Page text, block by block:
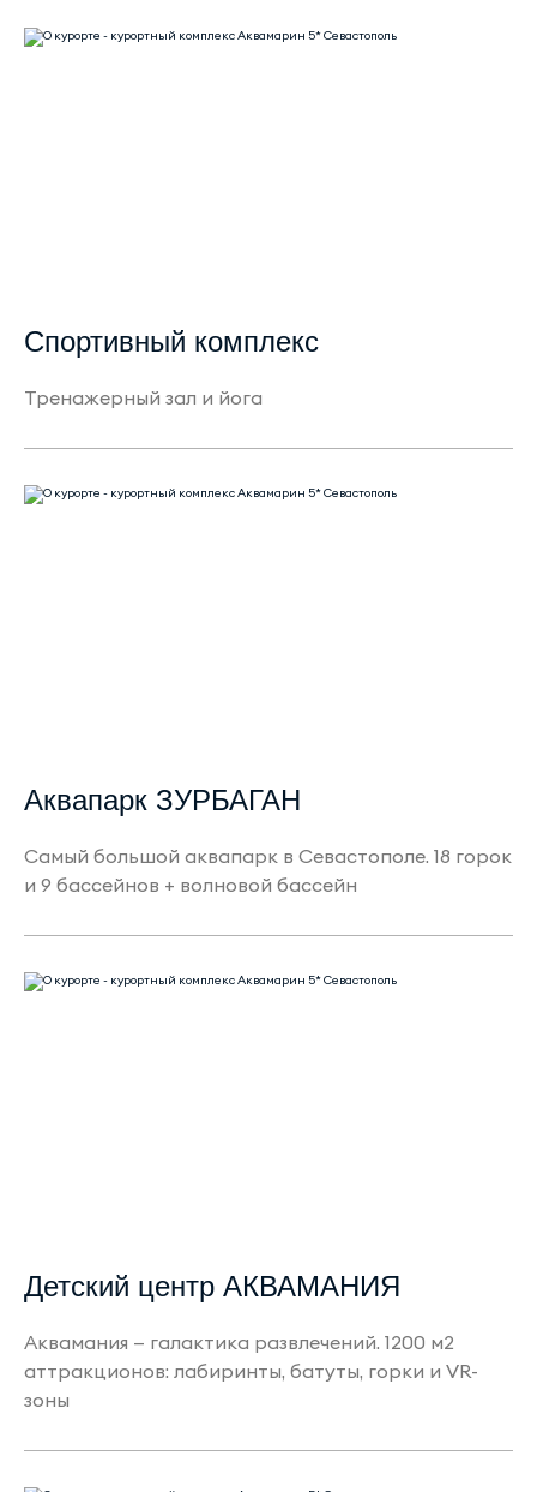
Спортивный комплекс
Тренажерный зал и йога
Аквапарк ЗУРБАГАН
Самый большой аквапарк в Севастополе. 18 горок
и 9 бассейнов + волновой бассейн
Детский центр АКВАМАНИЯ
Аквамания — галактика развлечений. 1200 м2
аттракционов: лабиринты, батуты, горки и VR-
зоны